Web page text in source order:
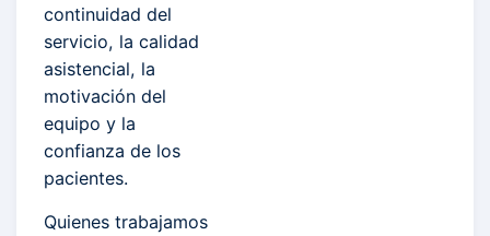
continuidad del
servicio, la calidad
asistencial, la
motivación del
equipo y la
confianza de los
pacientes.
Quienes trabajamos